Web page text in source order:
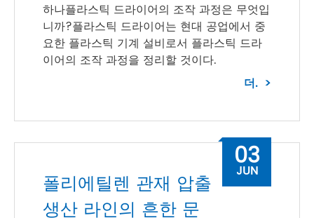
하나플라스틱 드라이어의 조작 과정은 무엇입
니까?플라스틱 드라이어는 현대 공업에서 중
요한 플라스틱 기계 설비로서 플라스틱 드라
이어의 조작 과정을 정리할 것이다.
더.
폴리에틸렌 관재 압출
생산 라인의 흔한 문
03
JUN